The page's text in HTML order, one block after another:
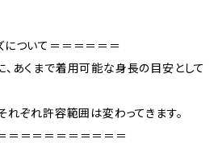
ついて＝＝＝＝＝＝
あくまで着用可能な身長の目安として
れぞれ許容範囲は変わってきます。
＝＝＝＝＝＝＝＝＝＝